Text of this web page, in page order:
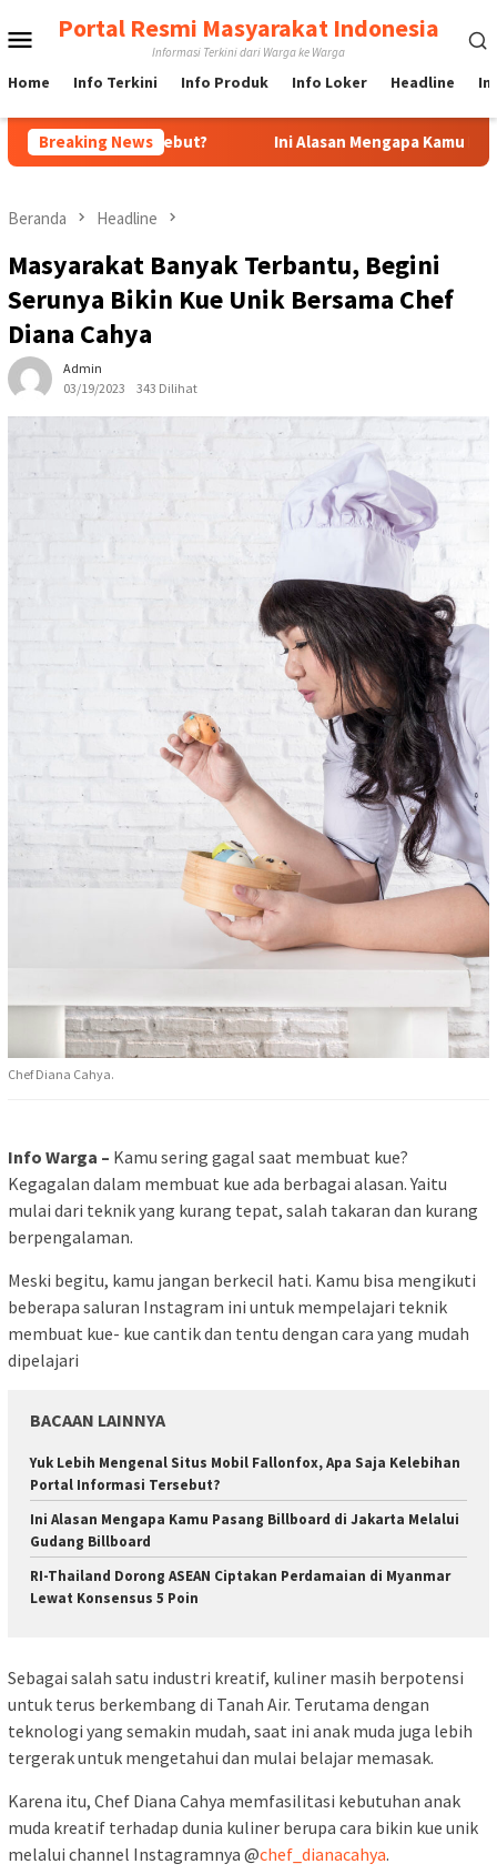
ke
Menu
Mobile
Portal Resmi Masyarakat Indonesia
Informasi Terkini dari Warga ke Warga
Home Info Terkini Info Produk Info Loker Headline
Breaking News
Tersebut? Ini Alasan Mengapa Kamu Pasang
Beranda Headline
Masyarakat Banyak Terbantu, Begini
Serunya Bikin Kue Unik Bersama Chef
Diana Cahya
Admin
03/19/2023
343 Dilihat
Chef Diana Cahya.
Info Warga – Kamu sering gagal saat membuat kue?
Kegagalan dalam membuat kue ada berbagai alasan. Yaitu
mulai dari teknik yang kurang tepat, salah takaran dan kurang
berpengalaman.
Meski begitu, kamu jangan berkecil hati. Kamu bisa mengikuti
beberapa saluran Instagram ini untuk mempelajari teknik
membuat kue- kue cantik dan tentu dengan cara yang mudah
dipelajari
BACAAN LAINNYA
Yuk Lebih Mengenal Situs Mobil Fallonfox, Apa Saja Kelebihan
Portal Informasi Tersebut?
Ini Alasan Mengapa Kamu Pasang Billboard di Jakarta Melalui
Gudang Billboard
RI-Thailand Dorong ASEAN Ciptakan Perdamaian di Myanmar
Lewat Konsensus 5 Poin
Sebagai salah satu industri kreatif, kuliner masih berpotensi
untuk terus berkembang di Tanah Air. Terutama dengan
teknologi yang semakin mudah, saat ini anak muda juga lebih
tergerak untuk mengetahui dan mulai belajar memasak.
Karena itu, Chef Diana Cahya memfasilitasi kebutuhan anak
muda kreatif terhadap dunia kuliner berupa cara bikin kue unik
melalui channel Instagramnya @chef_dianacahya.